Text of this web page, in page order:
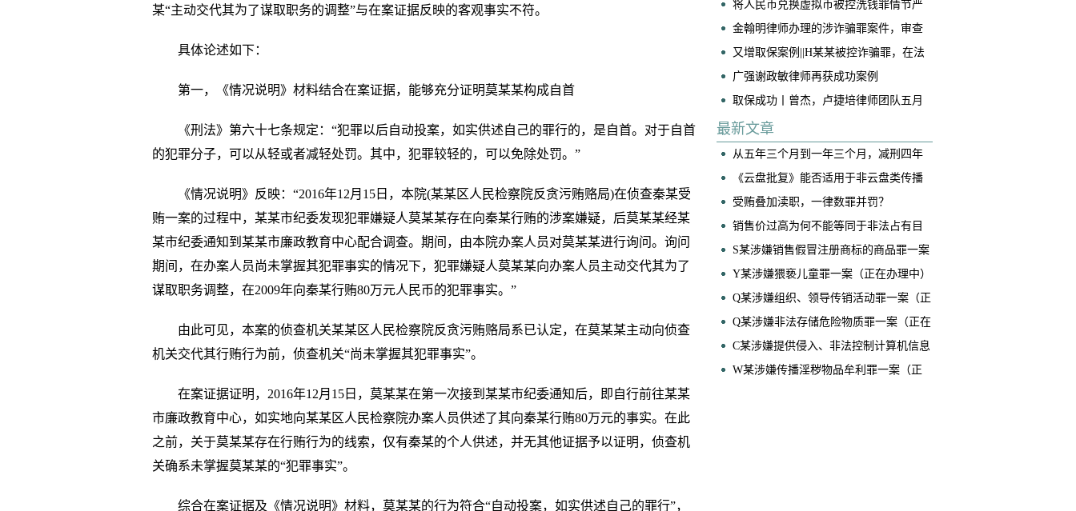
某“主动交代其为了谋取职务的调整”与在案证据反映的客观事实不符。
具体论述如下：
第一，《情况说明》材料结合在案证据，能够充分证明莫某某构成自首
《刑法》第六十七条规定：“犯罪以后自动投案，如实供述自己的罪行的，是自首。对于自首
的犯罪分子，可以从轻或者减轻处罚。其中，犯罪较轻的，可以免除处罚。”
《情况说明》反映：“2016年12月15日，本院(某某区人民检察院反贪污贿赂局)在侦查秦某受
贿一案的过程中，某某市纪委发现犯罪嫌疑人莫某某存在向秦某行贿的涉案嫌疑，后莫某某经某
某市纪委通知到某某市廉政教育中心配合调查。期间，由本院办案人员对莫某某进行询问。询问
期间，在办案人员尚未掌握其犯罪事实的情况下，犯罪嫌疑人莫某某向办案人员主动交代其为了
谋取职务调整，在2009年向秦某行贿80万元人民币的犯罪事实。”
由此可见，本案的侦查机关某某区人民检察院反贪污贿赂局系已认定，在莫某某主动向侦查
机关交代其行贿行为前，侦查机关“尚未掌握其犯罪事实”。
在案证据证明，2016年12月15日，莫某某在第一次接到某某市纪委通知后，即自行前往某某
市廉政教育中心，如实地向某某区人民检察院办案人员供述了其向秦某行贿80万元的事实。在此
之前，关于莫某某存在行贿行为的线索，仅有秦某的个人供述，并无其他证据予以证明，侦查机
关确系未掌握莫某某的“犯罪事实”。
综合在案证据及《情况说明》材料，莫某某的行为符合“自动投案，如实供述自己的罪行”，
执行主任的公告
将人民币兑换虚拟币被控洗钱罪情节严
重，我是如何争取到全案减轻处罚的！
​金翰明律师办理的涉诈骗罪案件，审查
起诉阶段当事人成功取保
又增取保案例||H某某被控诈骗罪，在法
院阶段获得取保候审
广强谢政敏律师再获成功案例
取保成功丨曾杰，卢捷培律师团队五月
底连续两起案件成功取保
最新文章
从五年三个月到一年三个月，减刑四年
——黄佳博律师、马泽恩律师承办案件
获广州律协业务成果奖
《云盘批复》能否适用于非云盘类传播
淫秽物品牟利案件？
受贿叠加渎职，一律数罪并罚？
销售价过高为何不能等同于非法占有目
的？——兼论销售型诈骗案件的核心辩
护要点
S某涉嫌销售假冒注册商标的商品罪一案
（正在办理中）
Y某涉嫌猥亵儿童罪一案（正在办理中）
​Q某涉嫌组织、领导传销活动罪一案（正
在办理中）
Q某涉嫌非法存储危险物质罪一案（正在
办理中）
C某涉嫌提供侵入、非法控制计算机信息
系统程序、工具罪一案（正在办理中）
W某涉嫌传播淫秽物品牟利罪一案（正